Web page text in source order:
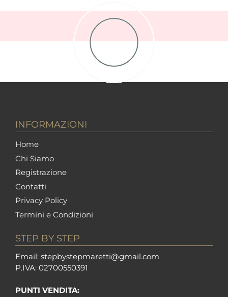
INFORMAZIONI
Home
Chi Siamo
Registrazione
Contatti
Privacy Policy
Termini e Condizioni
STEP BY STEP
Email: stepbystepmaretti@gmail.com
P.IVA: 02700550391
PUNTI VENDITA: